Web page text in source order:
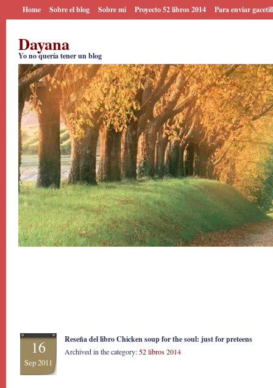
Home Sobre el blog Sobre mi Proyecto 52 libros 2014 Para enviar
Dayana
Yo no quería tener un blog
16
Sep 2011
Reseña del libro Chicken soup for the soul: just for preteens
Archived in the category: 52 libros 2014